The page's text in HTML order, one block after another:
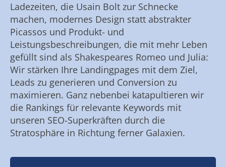
Ladezeiten, die Usain Bolt zur Schnecke
machen, modernes Design statt abstrakter
Picassos und Produkt- und
Leistungsbeschreibungen, die mit mehr Leben
gefüllt sind als Shakespeares Romeo und Julia:
Wir stärken Ihre Landingpages mit dem Ziel,
Leads zu generieren und Conversion zu
maximieren. Ganz nebenbei katapultieren wir
die Rankings für relevante Keywords mit
unseren SEO-Superkräften durch die
Stratosphäre in Richtung ferner Galaxien.